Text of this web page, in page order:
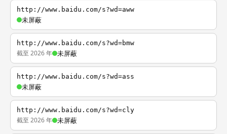
http://www.baidu.com/s?wd=aww
未屏蔽
http://www.baidu.com/s?wd=bmw
截至 2026 年 未屏蔽
http://www.baidu.com/s?wd=ass
未屏蔽
http://www.baidu.com/s?wd=cly
截至 2026 年 未屏蔽